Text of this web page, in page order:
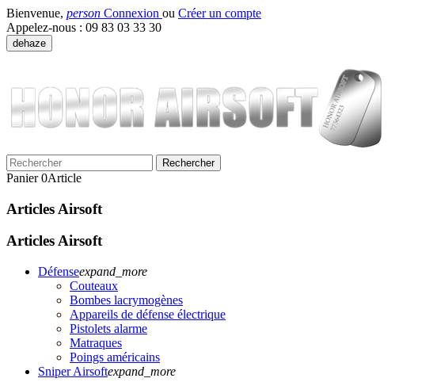
Bienvenue, person Connexion ou Créer un compte
Appelez-nous : 09 83 03 33 30
dehaze
Rechercher
Panier 0Article
Articles Airsoft
Articles Airsoft
Défenseexpand_more
Couteaux
Bombes lacrymogènes
Appareils de défense électrique
Pistolets alarme
Matraques
Poings américains
Sniper Airsoftexpand_more